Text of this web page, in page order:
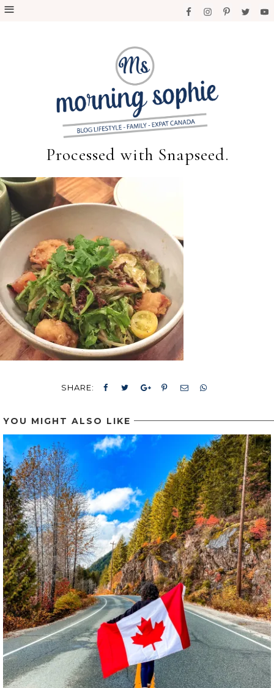
Processed with Snapseed.
SHARE:
YOU MIGHT ALSO LIKE